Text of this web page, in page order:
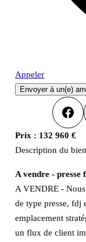
Appeler
Envoyer à un(e)
Prix : 132 960 €
Description du bien
A vendre - presse
A VENDRE -
de type presse, fdj
emplacement
un flux de client